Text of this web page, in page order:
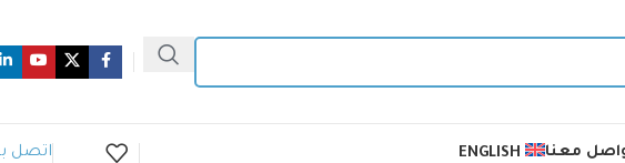
معنا ENGLISH اتصل